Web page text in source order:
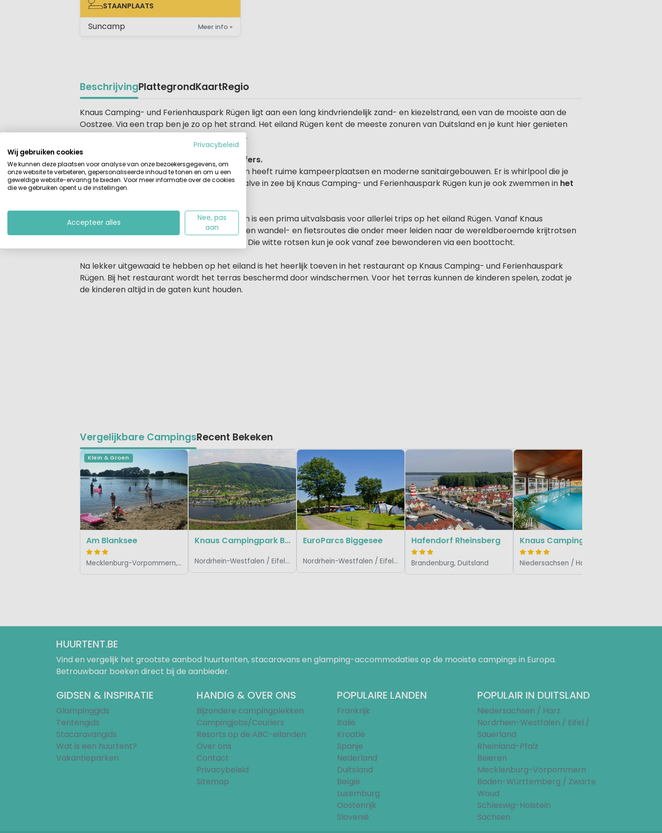
STAANPLAATS
STAANPLAATS
Suncamp Meer info »
BeschrijvingPlattegrondKaartRegio
Beschrijving
Knaus Camping- und Ferienhauspark Rügen ligt aan een lang kindvriendelijk zand- en kiezelstrand, een van de mooiste aan de
Oostzee. Via een trap ben je zo op het strand. Het eiland Rügen kent de meeste zonuren van Duitsland en je kunt hier genieten
van het prachtige uitzicht over de Oostzee.
Een ideaal gebied voor surfers en kitesurfers.
Knaus Camping- und Ferienhauspark Rügen heeft ruime kampeerplaatsen en moderne sanitairgebouwen. Er is whirlpool die je
per persoon kunt huren en een sauna. Behalve in zee bij Knaus Camping- und Ferienhauspark Rügen kun je ook zwemmen in het
zwembad
Knaus Camping- und Ferienhauspark Rügen is een prima uitvalsbasis voor allerlei trips op het eiland Rügen. Vanaf Knaus
Camping- und Ferienhauspark Rügen starten wandel- en fietsroutes die onder meer leiden naar de wereldberoemde krijtrotsen
of naar het beschermde vissersdorpje Vitt. Die witte rotsen kun je ook vanaf zee bewonderen via een boottocht.
Na lekker uitgewaaid te hebben op het eiland is het heerlijk toeven in het restaurant op Knaus Camping- und Ferienhauspark
Rügen. Bij het restaurant wordt het terras beschermd door windschermen. Voor het terras kunnen de kinderen spelen, zodat je
de kinderen altijd in de gaten kunt houden.
Vergelijkbare CampingsRecent Bekeken
Klein & Groen
Am Blanksee
Mecklenburg-Vorpommern, Duitsland
Knaus Campingpark Burgen/Mosel
Nordrhein-Westfalen / Eifel / Sauerland, Duitsland
EuroParcs Biggesee
Nordrhein-Westfalen / Eifel / Sauerland, Duitsland
Hafendorf Rheinsberg
Brandenburg, Duitsland
HUURTENT.BE
Vind en vergelijk het grootste aanbod huurtenten, stacaravans en glamping-accommodaties op de mooiste campings in Europa.
Betrouwbaar boeken direct bij de aanbieder.
GIDSEN & INSPIRATIE
Glampinggids
Tentengids
Stacaravangids
Wat is een huurtent?
Vakantieparken
HANDIG & OVER ONS
Bijzondere campingplekken
Campingjobs/Couriers
Resorts op de ABC-eilanden
Over ons
Contact
Privacybeleid
Sitemap
POPULAIRE LANDEN
Frankrijk
Italië
Kroatië
Spanje
Nederland
Duitsland
België
Luxemburg
Oostenrijk
Slovenië
POPULAIR IN DUITSLAND
Niedersachsen / Harz
Nordrhein-Westfalen / Eifel /
Sauerland
Rheinland-Pfalz
Beieren
Mecklenburg-Vorpommern
Baden-Württemberg / Zwarte
Woud
Schleswig-Holstein
Sachsen
Privacybeleid
Wij gebruiken cookies
We kunnen deze plaatsen voor analyse van onze bezoekersgegevens, om
onze website te verbeteren, gepersonaliseerde inhoud te tonen en om u een
geweldige website-ervaring te bieden. Voor meer informatie over de cookies
die we gebruiken opent u de instellingen.
Accepteer alles
Nee, pas
aan